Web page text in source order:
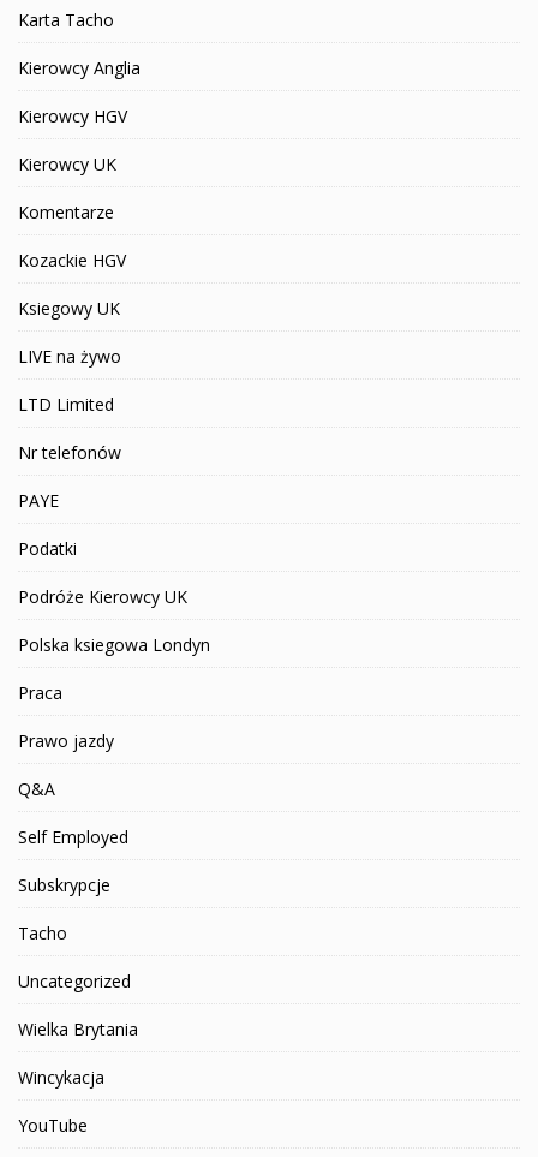
Karta Tacho
Kierowcy Anglia
Kierowcy HGV
Kierowcy UK
Komentarze
Kozackie HGV
Ksiegowy UK
LIVE na żywo
LTD Limited
Nr telefonów
PAYE
Podatki
Podróże Kierowcy UK
Polska ksiegowa Londyn
Praca
Prawo jazdy
Q&A
Self Employed
Subskrypcje
Tacho
Uncategorized
Wielka Brytania
Wincykacja
YouTube